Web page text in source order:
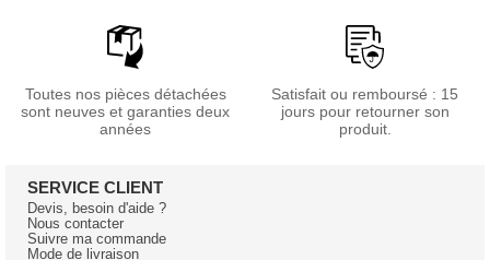
Toutes nos pièces détachées
sont neuves et garanties deux
années
Satisfait ou remboursé : 15
jours pour retourner son
produit.
SERVICE CLIENT
Devis, besoin d'aide ?
Nous contacter
Suivre ma commande
Mode de livraison